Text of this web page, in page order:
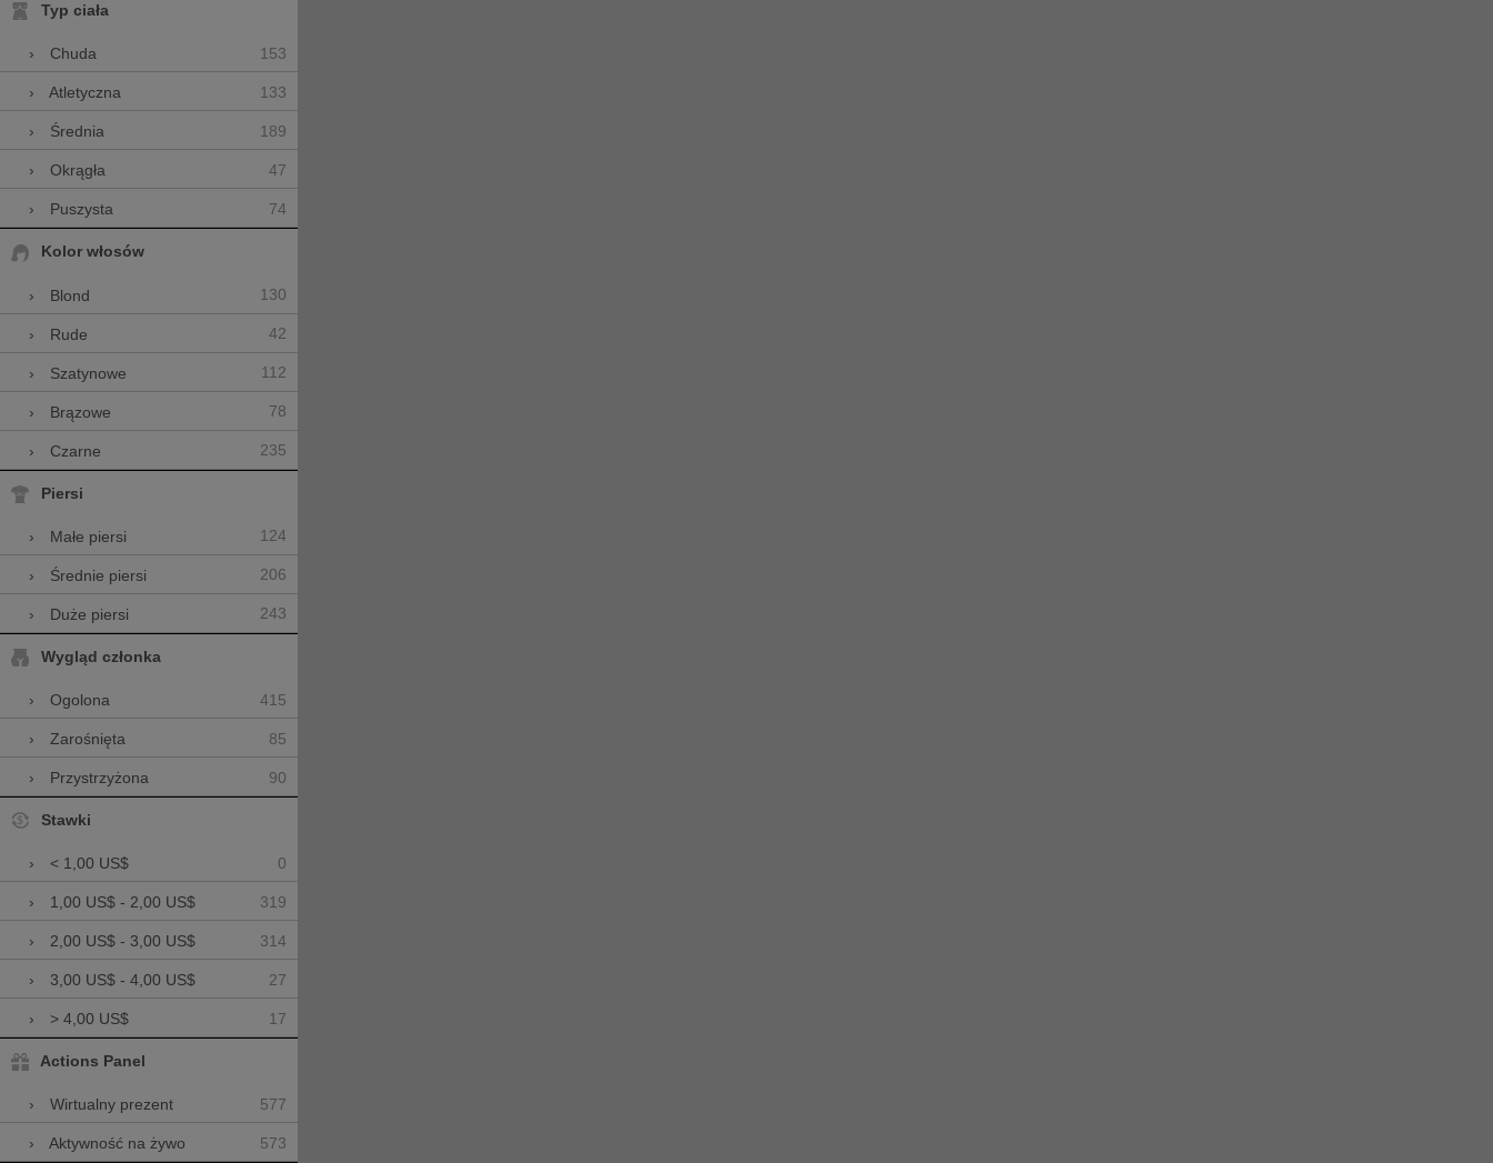
Typ ciała
› Chuda 153
› Atletyczna 133
› Średnia 189
› Okrągła 47
› Puszysta 74
Kolor włosów
› Blond 130
› Rude 42
› Szatynowe 112
› Brązowe 78
› Czarne 235
Piersi
› Małe piersi 124
› Średnie piersi 206
› Duże piersi 243
Wygląd członka
› Ogolona 415
› Zarośnięta 85
› Przystrzyżona 90
Stawki
› < 1,00 US$ 0
› 1,00 US$ - 2,00 US$ 319
› 2,00 US$ - 3,00 US$ 314
› 3,00 US$ - 4,00 US$ 27
› > 4,00 US$ 17
Actions Panel
› Wirtualny prezent 577
› Aktywność na żywo 573